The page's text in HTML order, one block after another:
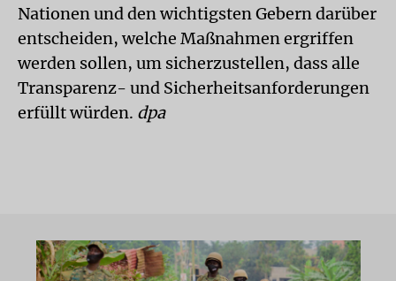
Nationen und den wichtigsten Gebern darüber
entscheiden, welche Maßnahmen ergriffen
werden sollen, um sicherzustellen, dass alle
Transparenz- und Sicherheitsanforderungen
erfüllt würden. dpa